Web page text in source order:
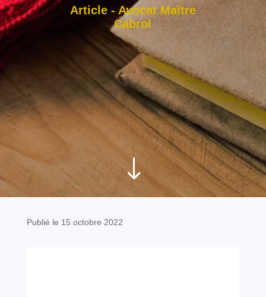
Article - Avocat Maître
Cabrol
"
Publié le 15 octobre 2022